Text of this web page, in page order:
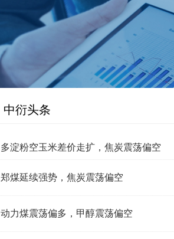
中衍头条
多淀粉空玉米差价走扩，焦炭震荡偏空
郑煤延续强势，焦炭震荡偏空
动力煤震荡偏多，甲醇震荡偏空